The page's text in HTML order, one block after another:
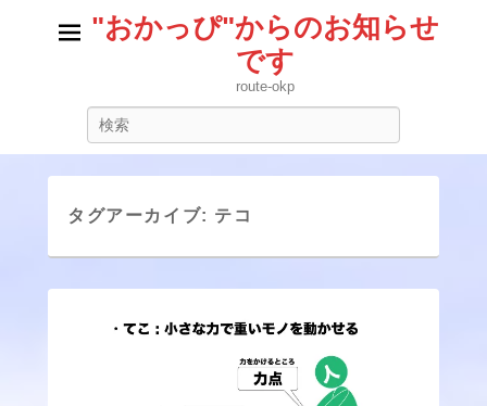
"おかっぴ"からのお知らせ
です
route-okp
タグアーカイブ: テコ